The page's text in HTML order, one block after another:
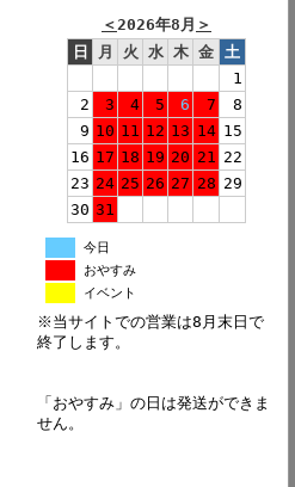
＜2026年8月 ＞
日
月 火 水 木 金 土
1
2
3 4 5 6 7
8
9 10 11 12 13 14 15
16 17 18 19 20 21 22
23 24 25 26 27 28 29
30 31
今日
おやすみ
イベント
※当サイトでの営業は8月末日で
終了します。
「おやすみ」の日は発送ができま
せん。